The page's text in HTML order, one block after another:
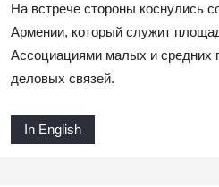
На встрече стороны коснулись
Армении, который служит
Ассоциациями малых и средних
деловых связей.
In English